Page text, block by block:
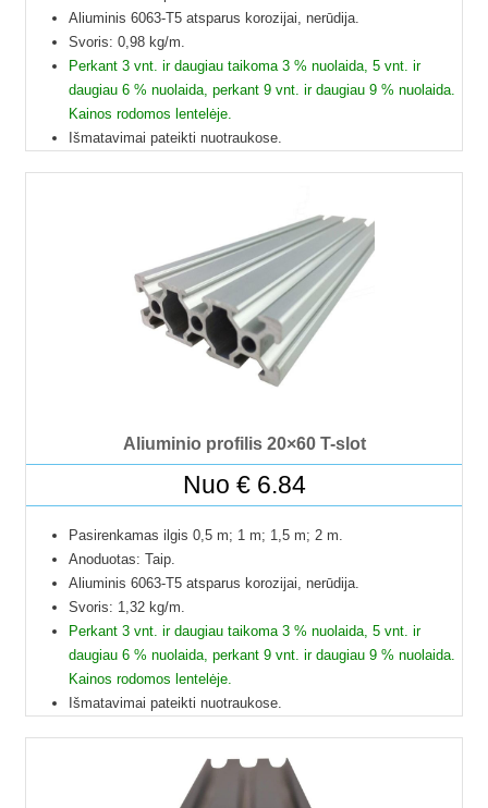
Aliuminis 6063-T5 atsparus korozijai, nerūdija.
Svoris: 0,98 kg/m.
Perkant 3 vnt. ir daugiau taikoma 3 % nuolaida, 5 vnt. ir
daugiau 6 % nuolaida, perkant 9 vnt. ir daugiau 9 % nuolaida.
Kainos rodomos lentelėje.
Išmatavimai pateikti nuotraukose.
Profilių Ilgis gali būti su 1 mm paklaida.
Dėl klausimų ir užsakymų kitokių ilgių galite kreptis el.paštu.
Kad matytumėte kainą pasirinkite ilgį.
Aliuminio profilis 20×60 T-slot
Nuo €6.84
Pasirenkamas ilgis 0,5 m; 1 m; 1,5 m; 2 m.
Anoduotas: Taip.
Aliuminis 6063-T5 atsparus korozijai, nerūdija.
Svoris: 1,32 kg/m.
Perkant 3 vnt. ir daugiau taikoma 3 % nuolaida, 5 vnt. ir
daugiau 6 % nuolaida, perkant 9 vnt. ir daugiau 9 % nuolaida.
Kainos rodomos lentelėje.
Išmatavimai pateikti nuotraukose.
profiliai į paštomatus netelpa, todėl juos galime pristatyti
tik jūsų nurodytu adresu.